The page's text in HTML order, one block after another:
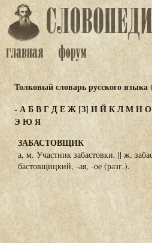
Толковый словарь русского
-АБВГДЕЖ [З] ИЙКЛМНО
Э Ю Я
ЗАБАСТОВЩИК
а, м. Участник забастовки. || ж.
бастовщицкий, -ая, -ое (разг.).